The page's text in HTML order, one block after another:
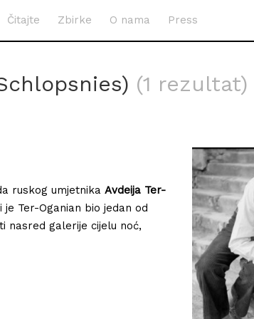
Čitajte Zbirke O nama Press
(1 rezultat)
ruskog umjetnika Avdeija Ter-
je Ter-Oganian bio jedan od
nasred galerije cijelu noć,